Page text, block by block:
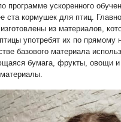
программе ускоренного
ста кормушек для птиц.
из материалов,
употребят их по прямому
базового материала
бумага, фрукты, овощи и